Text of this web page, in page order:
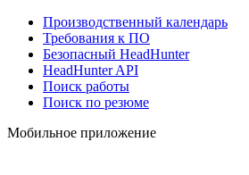
Производственный календарь
Требования к ПО
Безопасный HeadHunter
HeadHunter API
Поиск работы
Поиск по резюме
Мобильное приложение